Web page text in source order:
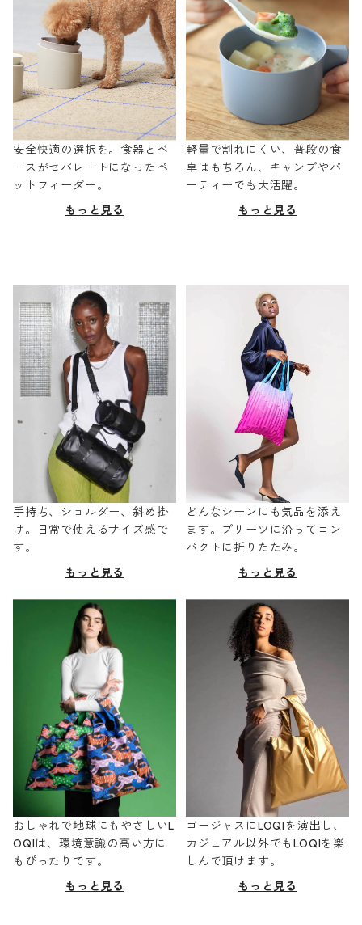
安全快適の選択を。食器とベ
ースがセパレートになったペ
ットフィーダー。
もっと見る
軽量で割れにくい、普段の食
卓はもちろん、キャンプやパ
ーティーでも大活躍。
もっと見る
手持ち、ショルダー、斜め掛
け。日常で使えるサイズ感で
す。
もっと見る
どんなシーンにも気品を添え
ます。プリーツに沿ってコン
パクトに折りたたみ。
もっと見る
おしゃれで地球にもやさしいL
OQIは、環境意識の高い方に
もぴったりです。
もっと見る
ゴージャスにLOQIを演出し、
カジュアル以外でもLOQIを楽
しんで頂けます。
もっと見る